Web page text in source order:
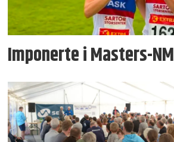
Imponerte i Masters-NM